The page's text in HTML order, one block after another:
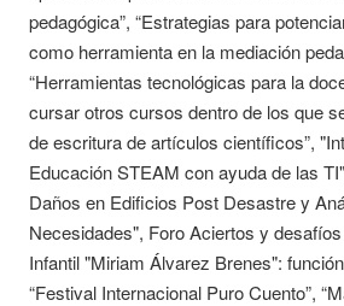
pedagógica”, “Estrategias para
como herramienta en la mediación
“Herramientas tecnológicas para la
cursar otros cursos dentro de los que
de escritura de artículos científicos”,
Educación STEAM con ayuda de las
Daños en Edificios Post Desastre y
Necesidades", Foro Aciertos y
Infantil "Miriam Álvarez Brenes":
“Festival Internacional Puro Cuento”,